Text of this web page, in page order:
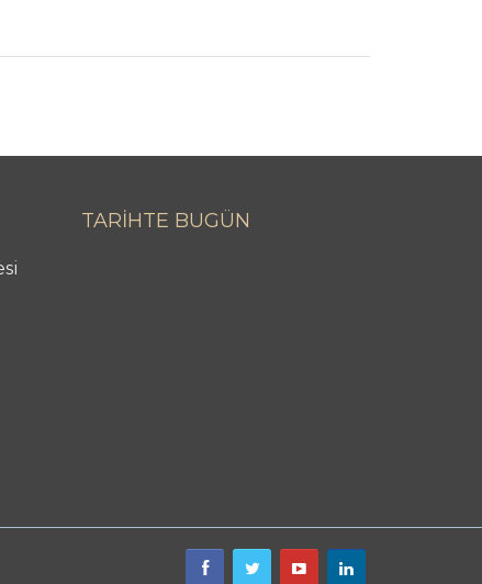
TARİHTE BUGÜN